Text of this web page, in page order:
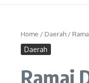
Home / Daerah /
Daerah
Ramai